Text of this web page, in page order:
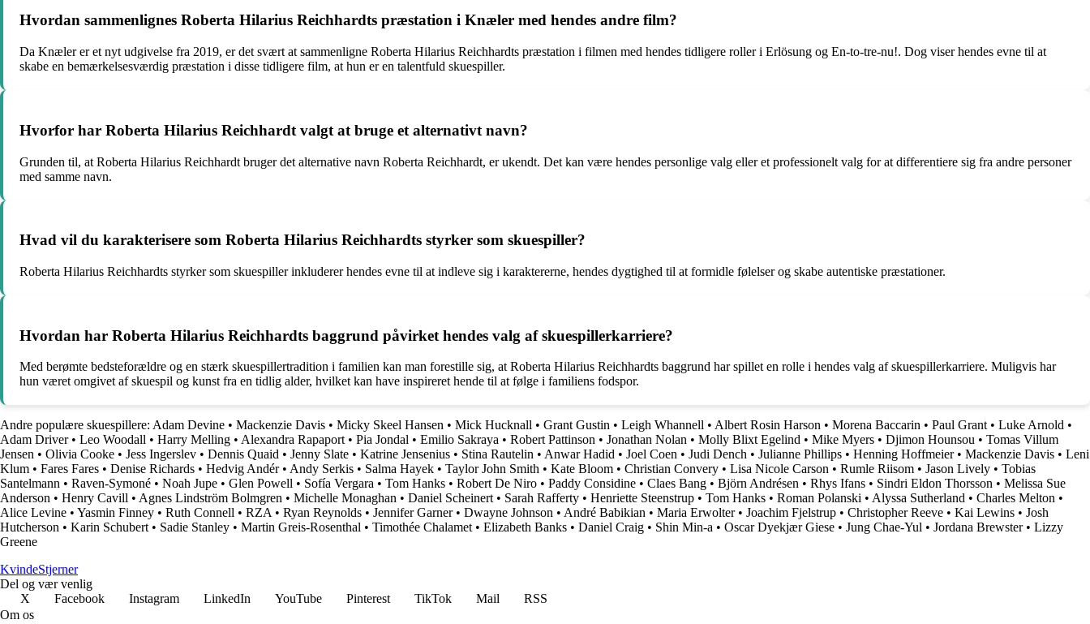
Hvordan sammenlignes Roberta Hilarius Reichhardts præstation i Knæler med hendes andre film?
Da Knæler er et nyt udgivelse fra 2019, er det svært at sammenligne Roberta Hilarius Reichhardts præstation i filmen med hendes tidligere roller i Erlösung og En-to-tre-nu!. Dog viser hendes evne til at
skabe en bemærkelsesværdig præstation i disse tidligere film, at hun er en talentfuld skuespiller.
Hvorfor har Roberta Hilarius Reichhardt valgt at bruge et alternativt navn?
Grunden til, at Roberta Hilarius Reichhardt bruger det alternative navn Roberta Reichhardt, er ukendt. Det kan være hendes personlige valg eller et professionelt valg for at differentiere sig fra andre personer
med samme navn.
Hvad vil du karakterisere som Roberta Hilarius Reichhardts styrker som skuespiller?
Roberta Hilarius Reichhardts styrker som skuespiller inkluderer hendes evne til at indleve sig i karaktererne, hendes dygtighed til at formidle følelser og skabe autentiske præstationer.
Hvordan har Roberta Hilarius Reichhardts baggrund påvirket hendes valg af skuespillerkarriere?
Med berømte bedsteforældre og en stærk skuespillertradition i familien kan man forestille sig, at Roberta Hilarius Reichhardts baggrund har spillet en rolle i hendes valg af skuespillerkarriere. Muligvis har
hun været omgivet af skuespil og kunst fra en tidlig alder, hvilket kan have inspireret hende til at følge i familiens fodspor.
Andre populære skuespillere: Adam Devine • Mackenzie Davis • Micky Skeel Hansen • Mick Hucknall • Grant Gustin • Leigh Whannell • Albert Rosin Harson • Morena Baccarin • Paul Grant• Luke Arnold •
Adam Driver• Leo Woodall • Harry Melling • Alexandra Rapaport• Pia Jondal • Emilio Sakraya • Robert Pattinson • Jonathan Nolan • Molly Blixt Egelind • Mike Myers • Djimon Hounsou • Tomas Villum
Jensen • Olivia Cooke • Jess Ingerslev • Dennis Quaid • Jenny Slate • Katrine Jensenius • Stina Rautelin • Anwar Hadid • Joel Coen • Judi Dench • Julianne Phillips • Henning Hoffmeier• Mackenzie Davis • Leni
Klum • Fares Fares • Denise Richards • Hedvig Andér• Andy Serkis • Salma Hayek • Taylor John Smith • Kate Bloom • Christian Convery • Lisa Nicole Carson • Rumle Riisom • Jason Lively • Tobias
Santelmann • Raven-Symoné • Noah Jupe • Glen Powell • Sofía Vergara • Tom Hanks • Robert De Niro • Paddy Considine • Claes Bang • Björn Andrésen • Rhys Ifans • Sindri Eldon Thorsson • Melissa Sue
Anderson • Henry Cavill • Agnes Lindström Bolmgren • Michelle Monaghan • Daniel Scheinert• Sarah Rafferty • Henriette Steenstrup • Tom Hanks • Roman Polanski • Alyssa Sutherland • Charles Melton •
Alice Levine • Yasmin Finney • Ruth Connell • RZA• Ryan Reynolds • Jennifer Garner• Dwayne Johnson • André Babikian • Maria Erwolter• Joachim Fjelstrup • Christopher Reeve • Kai Lewins • Josh
Hutcherson • Karin Schubert• Sadie Stanley • Martin Greis-Rosenthal • Timothée Chalamet• Elizabeth Banks • Daniel Craig • Shin Min-a • Oscar Dyekjær Giese • Jung Chae-Yul • Jordana Brewster• Lizzy
Greene
KvindeStjerner
Del og vær venlig
X
Facebook Instagram LinkedIn YouTube Pinterest TikTok Mail
RSS
Om os